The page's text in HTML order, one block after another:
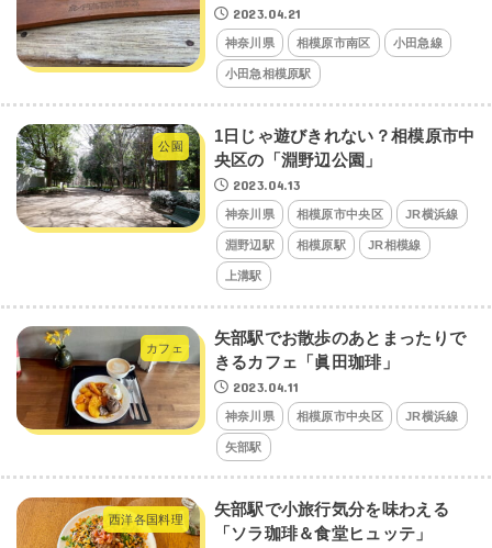
2023.04.21
神奈川県 相模原市南区 小田急線
小田急相模原駅
公園
1日じゃ遊びきれない？相模原市中
央区の「淵野辺公園」
2023.04.13
神奈川県 相模原市中央区 JR横浜線
淵野辺駅 相模原駅 JR相模線
上溝駅
カフェ
矢部駅でお散歩のあとまったりで
きるカフェ「眞田珈琲」
2023.04.11
神奈川県 相模原市中央区 JR横浜線
矢部駅
西洋各国料理
矢部駅で小旅行気分を味わえる
「ソラ珈琲＆食堂ヒュッテ」